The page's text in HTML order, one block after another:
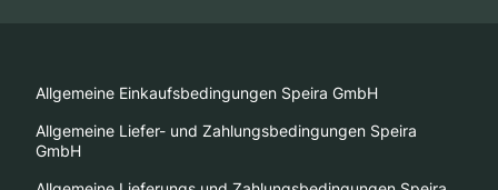
Allgemeine Einkaufsbedingungen Speira GmbH
Allgemeine Liefer- und Zahlungsbedingungen Speira
GmbH